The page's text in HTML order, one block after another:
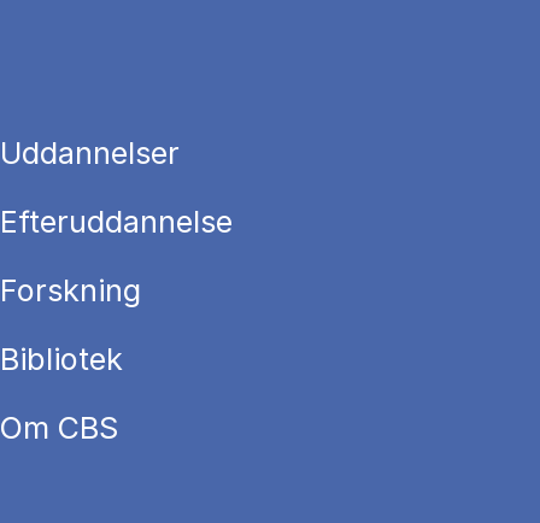
Uddannelser
Efteruddannelse
Forskning
Bibliotek
Om CBS